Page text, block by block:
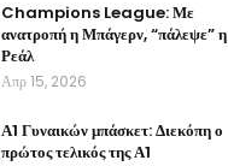
Champions League: Με
ανατροπή η Μπάγερν, “πάλεψε” η
Ρεάλ
Απρ 15, 2026
Α1 Γυναικών μπάσκετ: Διεκόπη ο
πρώτος τελικός της Α1